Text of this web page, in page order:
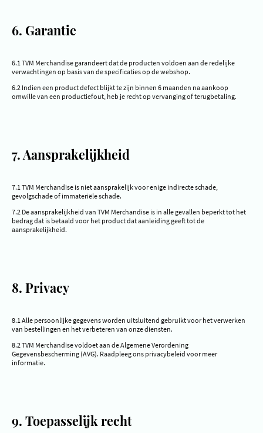
6. Garantie
6.1 TVM Merchandise garandeert dat de producten voldoen aan de redelijke
verwachtingen op basis van de specificaties op de webshop.
6.2 Indien een product defect blijkt te zijn binnen 6 maanden na aankoop
omwille van een productiefout, heb je recht op vervanging of terugbetaling.
7. Aansprakelijkheid
7.1 TVM Merchandise is niet aansprakelijk voor enige indirecte schade,
gevolgschade of immateriële schade.
7.2 De aansprakelijkheid van TVM Merchandise is in alle gevallen beperkt tot het
bedrag dat is betaald voor het product dat aanleiding geeft tot de
aansprakelijkheid.
8. Privacy
8.1 Alle persoonlijke gegevens worden uitsluitend gebruikt voor het verwerken
van bestellingen en het verbeteren van onze diensten.
8.2 TVM Merchandise voldoet aan de Algemene Verordening
Gegevensbescherming (AVG). Raadpleeg ons privacybeleid voor meer
informatie.
9. Toepasselijk recht